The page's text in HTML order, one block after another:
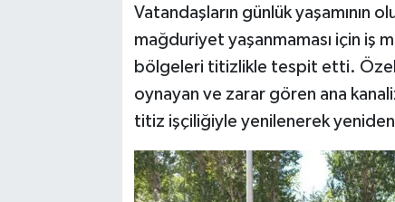
Vatandaşların günlük yaşamının
mağduriyet yaşanmaması için iş
bölgeleri titizlikle tespit etti.
oynayan ve zarar gören ana
titiz işçiliğiyle yenilenerek yeniden